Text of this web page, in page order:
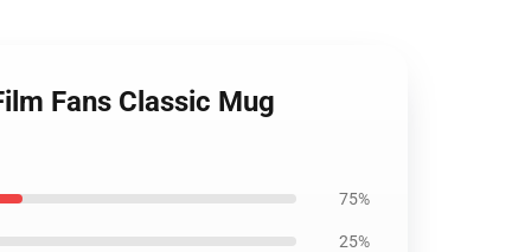
Fans Classic Mug
75%
25%